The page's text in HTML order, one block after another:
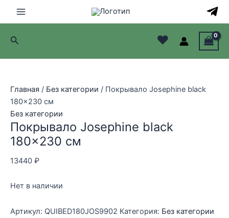
Main
Menu
Поиск ♥
Главная / Без категории / Покрывало Josephine black
180×230 см
Без категории
Покрывало Josephine black
180×230 см
13440 ₽
Нет в наличии
Артикул: QUIBED180JOS9902 Категория: Без категории